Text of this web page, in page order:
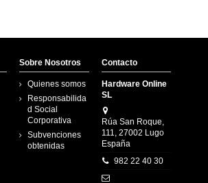
Sobre Nosotros
Quienes somos
Responsabilida
d Social
Corporativa
Subvenciones
obtenidas
Contacto
Hardware Online
SL
Rúa San Roque,
111, 27002 Lugo
España
982 22 40 30